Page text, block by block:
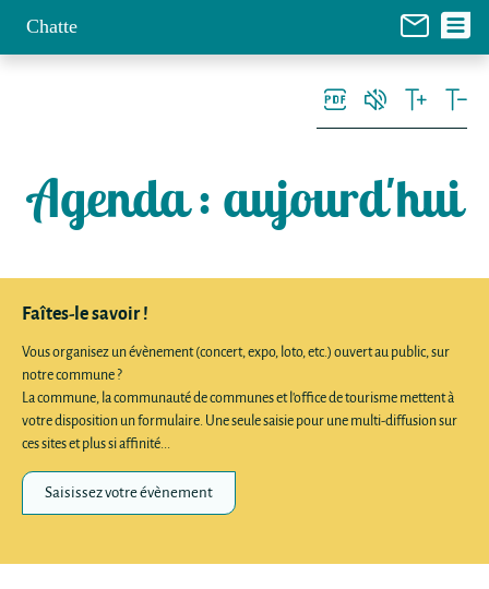
Chatte
Agenda: aujourd'hui
Faîtes-le savoir !
Vous organisez un évènement (concert, expo, loto, etc.) ouvert au public, sur
notre commune ?
La commune, la communauté de communes et l'office de tourisme mettent à
votre disposition un formulaire. Une seule saisie pour une multi-diffusion sur
ces sites et plus si affinité...
Saisissez votre évènement